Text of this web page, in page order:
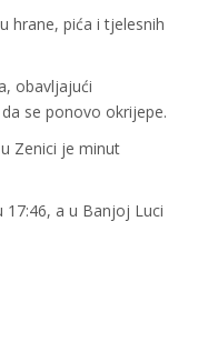
hrane, pića i tjelesnih
obavljajući
se ponovo okrijepe.
Zenici je minut
a u Banjoj Luci